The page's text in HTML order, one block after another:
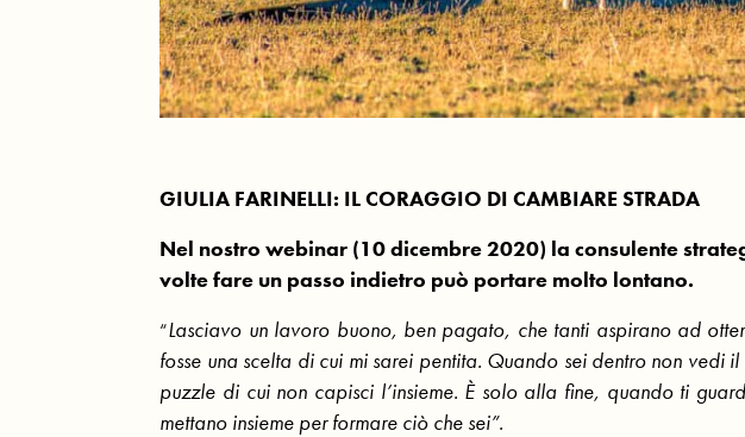
GIULIA FARINELLI: IL CORAGGIO DI CAMBIARE STRADA
Nel nostro webinar (10 dicembre 2020) la consulente
volte fare un passo indietro può portare molto lontano.
“Lasciavo un lavoro buono, ben pagato, che tanti aspirano ad
fosse una scelta di cui mi sarei pentita. Quando sei dentro non vedi
puzzle di cui non capisci l’insieme. È solo alla fine, quando ti
mettano insieme per formare ciò che sei”.